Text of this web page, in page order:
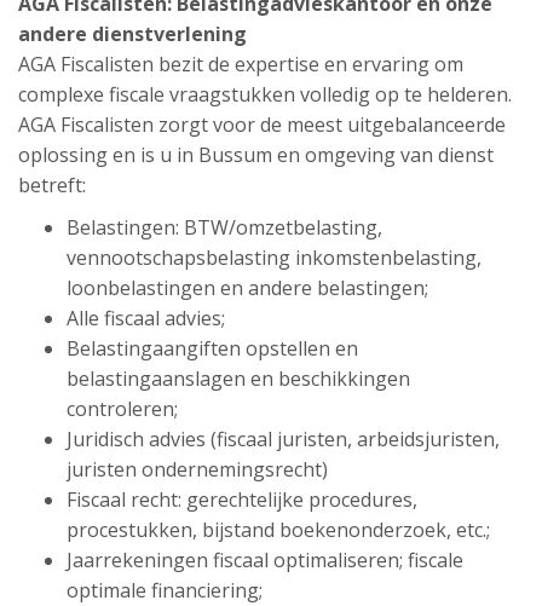
andere dienstverlening
AGA Fiscalisten bezit de expertise en ervaring om
complexe fiscale vraagstukken volledig op te helderen.
AGA Fiscalisten zorgt voor de meest uitgebalanceerde
oplossing en is u in Bussum en omgeving van dienst
betreft:
Belastingen: BTW/omzetbelasting,
vennootschapsbelasting inkomstenbelasting,
loonbelastingen en andere belastingen;
Alle fiscaal advies;
Belastingaangiften opstellen en
belastingaanslagen en beschikkingen
controleren;
Juridisch advies (fiscaal juristen, arbeidsjuristen,
juristen ondernemingsrecht)
Fiscaal recht: gerechtelijke procedures,
procestukken, bijstand boekenonderzoek, etc.;
Jaarrekeningen fiscaal optimaliseren; fiscale
optimale financiering;